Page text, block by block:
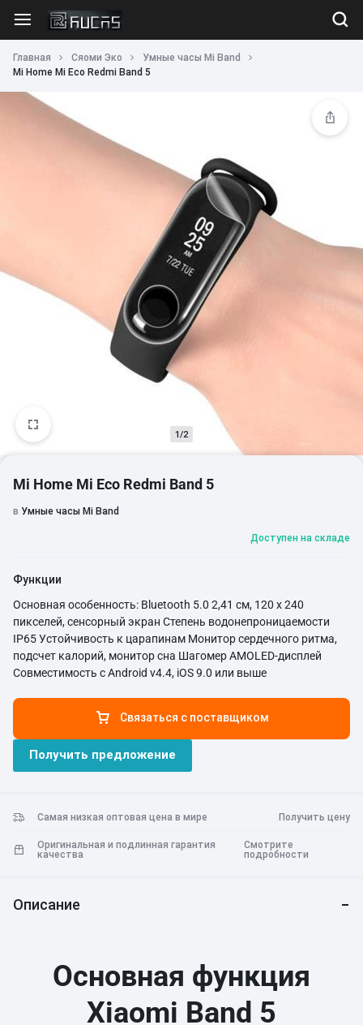
Главная Сяоми Эко
Умные часы Mi Band
Mi Home Mi Eco Redmi Band 5
1/2
Mi Home Mi Eco Redmi Band 5
в Умные часы Mi Band
Доступен на складе
Функции
Основная особенность: Bluetooth 5.0 2,41 см, 120 x 240
пикселей, сенсорный экран Степень водонепроницаемости
IP65 Устойчивость к царапинам Монитор сердечного ритма,
подсчет калорий, монитор сна Шагомер AMOLED-дисплей
Совместимость с Android v4.4, iOS 9.0 или выше
Связаться с поставщиком
Получить предложение
Самая низкая оптовая цена в мире Получить цену
Оригинальная и подлинная гарантия
качества
Смотрите
подробности
Описание
Основная функция
Xiaomi Band 5